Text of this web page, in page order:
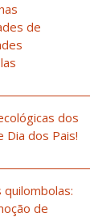
de
dos
Dia dos Pais!
quilombolas:
de